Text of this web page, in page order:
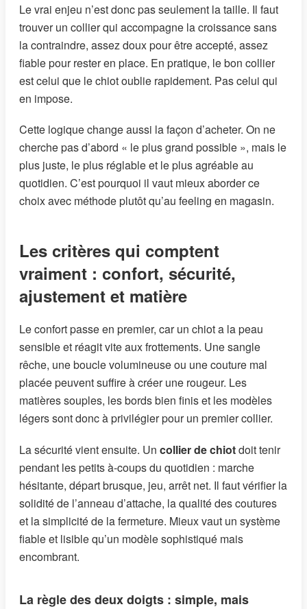
Le vrai enjeu n’est donc pas seulement la taille. Il faut
trouver un collier qui accompagne la croissance sans
la contraindre, assez doux pour être accepté, assez
fiable pour rester en place. En pratique, le bon collier
est celui que le chiot oublie rapidement. Pas celui qui
en impose.
Cette logique change aussi la façon d’acheter. On ne
cherche pas d’abord « le plus grand possible », mais le
plus juste, le plus réglable et le plus agréable au
quotidien. C’est pourquoi il vaut mieux aborder ce
choix avec méthode plutôt qu’au feeling en magasin.
Les critères qui comptent
vraiment : confort, sécurité,
ajustement et matière
Le confort passe en premier, car un chiot a la peau
sensible et réagit vite aux frottements. Une sangle
rêche, une boucle volumineuse ou une couture mal
placée peuvent suffire à créer une rougeur. Les
matières souples, les bords bien finis et les modèles
légers sont donc à privilégier pour un premier collier.
La sécurité vient ensuite. Un collier de chiotdoit tenir
pendant les petits à-coups du quotidien : marche
hésitante, départ brusque, jeu, arrêt net. Il faut vérifier la
solidité de l’anneau d’attache, la qualité des coutures
et la simplicité de la fermeture. Mieux vaut un système
fiable et lisible qu’un modèle sophistiqué mais
encombrant.
La règle des deux doigts : simple, mais